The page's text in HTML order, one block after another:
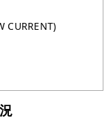
CURRENT)